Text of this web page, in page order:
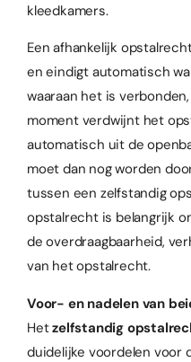
kleedkamers.
Een afhankelijk
en eindigt automatisch
waaraan het is
moment verdwijnt het
automatisch uit de
moet dan nog worden
tussen een zelfstandig
opstalrecht is belangrijk
de overdraagbaarheid,
van het opstalrecht.
Voor- en nadelen van
Hetzelfstandig
duidelijke voordelen voor